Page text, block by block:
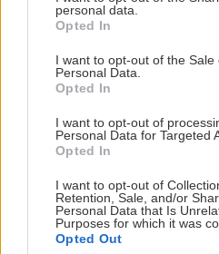
grant or deny consent to Google
use your data for below
consent section.
personal data.
Opted In
I want to opt-out of the Sale
Personal Data.
Opted In
I want to opt-out of
Personal Data for Targeted
Opted In
I want to opt-out of
Retention, Sale, and/or
Personal Data that Is
Purposes for which it was
Opted Out
ωραιότατα κοκτέιλ με
σιρόπια. Το απλό ποτό
Αισθηματίες
Μπουμπουλίνας 29, τηλ: